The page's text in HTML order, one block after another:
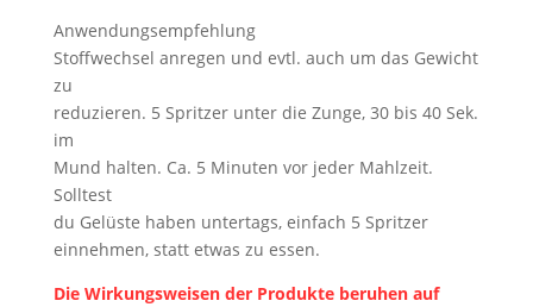
Anwendungsempfehlung
Stoffwechsel anregen und evtl. auch um das Gewicht
zu
reduzieren. 5 Spritzer unter die Zunge, 30 bis 40 Sek.
im
Mund halten. Ca. 5 Minuten vor jeder Mahlzeit.
Solltest
du Gelüste haben untertags, einfach 5 Spritzer
einnehmen, statt etwas zu essen.
Die Wirkungsweisen der Produkte beruhen auf